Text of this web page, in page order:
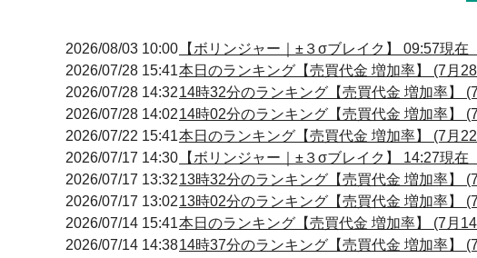
2026/08/03 10:00 【ボリンジャー｜±３σブレイク】 09:57
2026/07/28 15:41本日のランキング【売買代金 増加率】 (7月
2026/07/28 14:3214時32分のランキング【売買代金 増加率】
2026/07/28 14:0214時02分のランキング【売買代金 増加率】
2026/07/22 15:41本日のランキング【売買代金 増加率】 (7月
2026/07/17 14:30 【ボリンジャー｜±３σブレイク】 14:27
2026/07/17 13:3213時32分のランキング【売買代金 増加率】
2026/07/17 13:0213時02分のランキング【売買代金 増加率】
2026/07/14 15:41本日のランキング【売買代金 増加率】 (7月
2026/07/14 14:3814時37分のランキング【売買代金 増加率】